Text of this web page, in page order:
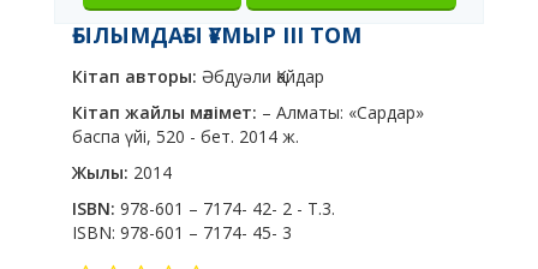
ҒЫЛЫМДАҒЫ ҒҰМЫР III ТОМ
Кітап авторы: Әбдуәли Қайдар
Кітап жайлы мәлімет: – Алматы: «Сардар»
баспа үйі, 520 - бет. 2014 ж.
Жылы: 2014
ISBN: 978-601 – 7174- 42- 2 - Т.3.
ISBN: 978-601 – 7174- 45- 3